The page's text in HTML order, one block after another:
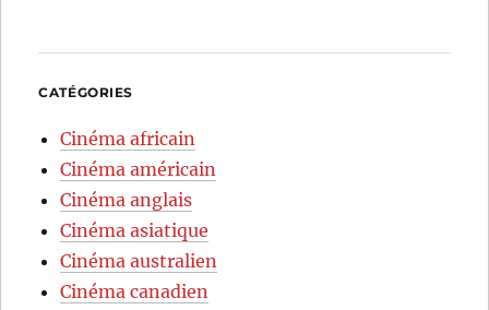
CATÉGORIES
Cinéma africain
Cinéma américain
Cinéma anglais
Cinéma asiatique
Cinéma australien
Cinéma canadien